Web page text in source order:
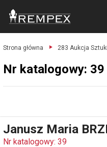
Strona główna 283 Aukcja
Nr katalogowy: 39
Janusz Maria
Nr katalogowy: 39